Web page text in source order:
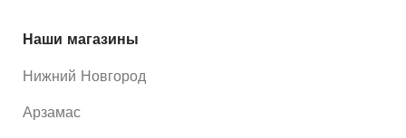
Наши магазины
Нижний Новгород
Арзамас